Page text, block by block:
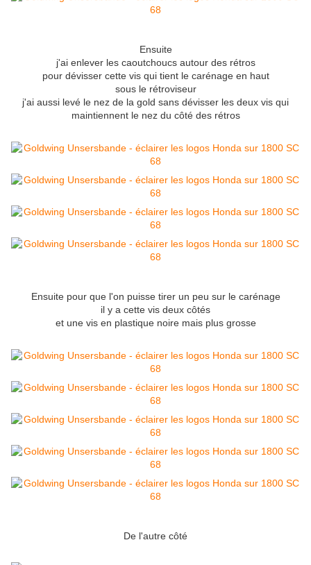
Ensuite
j'ai enlever les caoutchoucs autour des rétros
pour dévisser cette vis qui tient le carénage en haut
sous le rétroviseur
j'ai aussi levé le nez de la gold sans dévisser les deux vis qui
maintiennent le nez du côté des rétros
Ensuite pour que l'on puisse tirer un peu sur le carénage
il y a cette vis deux côtés
et une vis en plastique noire mais plus grosse
De l'autre côté